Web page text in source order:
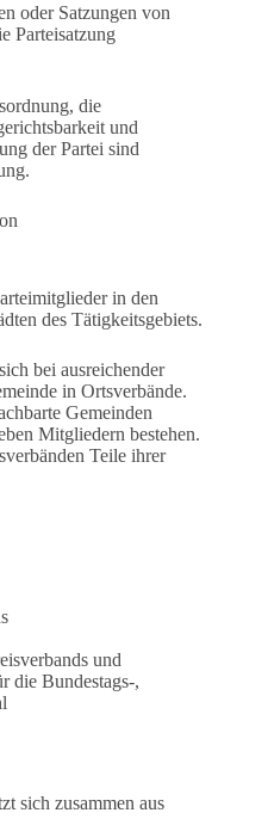
oder Satzungen von
Parteisatzung
die
und
der Partei sind
in den
des Tätigkeitsgebiets.
bei ausreichender
in Ortsverbände.
Gemeinden
Mitgliedern bestehen.
Teile ihrer
und
die Bundestags-,
sich zusammen aus